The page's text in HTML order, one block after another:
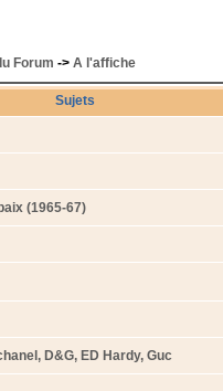
Forum -> A l'affiche
Sujets
(1965-67)
D&G, ED Hardy, Guc